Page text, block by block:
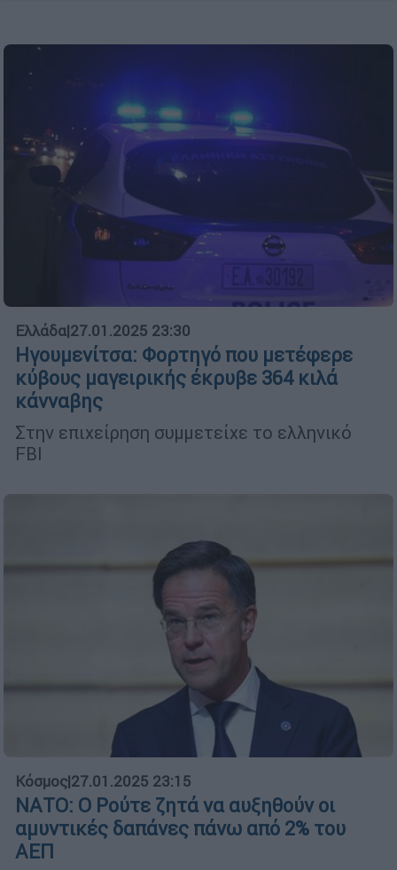
Ελλάδα|27.01.2025 23:30
Ηγουμενίτσα: Φορτηγό που μετέφερε
κύβους μαγειρικής έκρυβε 364 κιλά
κάνναβης
Στην επιχείρηση συμμετείχε το ελληνικό
FBI
Κόσμος|27.01.2025 23:15
ΝΑΤΟ: Ο Ρούτε ζητά να αυξηθούν οι
αμυντικές δαπάνες πάνω από 2% του
ΑΕΠ